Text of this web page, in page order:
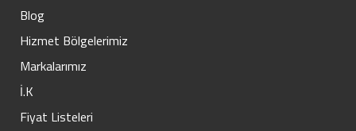
Blog
Hizmet Bölgelerimiz
Markalarımız
İ.K
Fiyat Listeleri